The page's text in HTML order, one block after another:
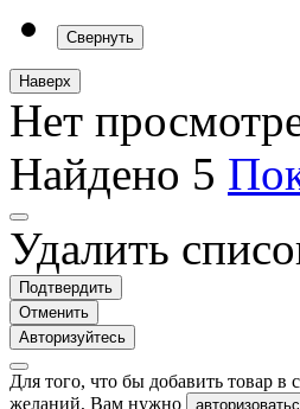
Свернуть
Наверх
Нет
Найдено 5
Удалить
Подтвердить
Отменить
Авторизуйтесь
Для того, что бы добавить товар в
желаний, Вам нужно